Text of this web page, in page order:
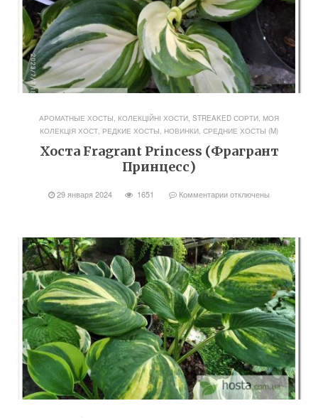
АРОМАТНЫЕ ХОСТЫ, КОЛЕКЦІЙНІ ХОСТИ, STREAKED СОРТИ, МОЯ
КОЛЕКЦІЯ ХОСТ, РЕДКИЕ ХОСТЫ, НОВИНКИ, СРЕДНИЕ ХОСТЫ (M)
Хоста Fragrant Princess (Фрагрант
Принцесс)
29 января 2024 1651 Комментарииотключены